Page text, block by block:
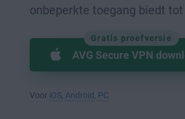
onbeperkte toegang biedt
Gratis proefversie
AVG Secure VPN
Voor iOS Android PC